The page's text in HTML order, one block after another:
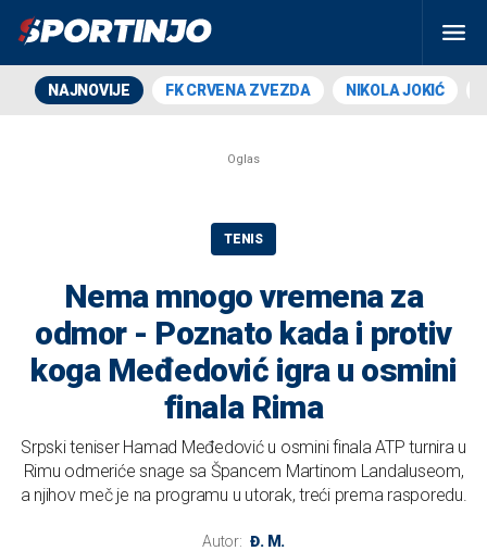
NAJNOVIJE FK CRVENA ZVEZDA NIKOLA JOKIĆ
TENIS
Nema mnogo vremena za
odmor - Poznato kada i protiv
koga Međedović igra u osmini
finala Rima
Srpski teniser Hamad Međedović u osmini finala ATP turnira u
Rimu odmeriće snage sa Špancem Martinom Landaluseom,
a njihov meč je na programu u utorak, treći prema rasporedu.
Autor: Đ. M.